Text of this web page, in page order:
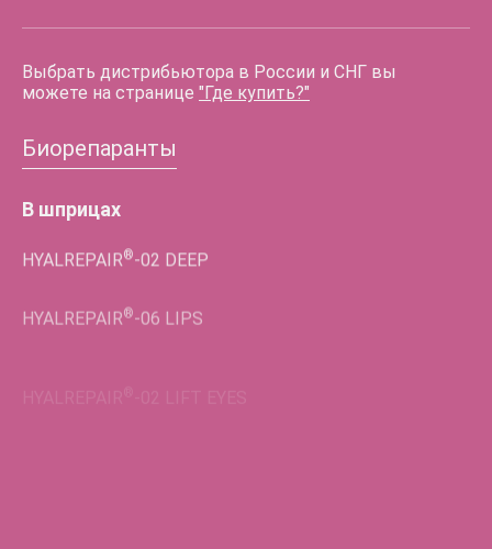
Выбрать дистрибьютора в России и СНГ вы
можете на странице "Где купить?"
Биорепаранты
В шприцах
HYALREPAIR® -02 DEEP